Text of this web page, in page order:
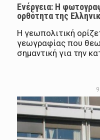
Ενέργεια: Η
ορθότητα της
Η γεωπολιτική
γεωγραφίας που
σημαντική για την